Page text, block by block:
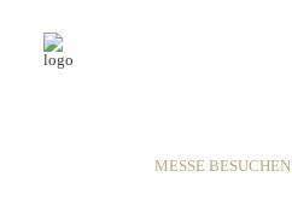
MESSE BESUCHEN